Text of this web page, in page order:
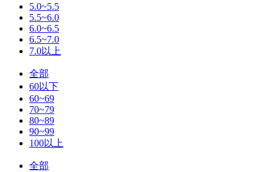
5.0~5.5
5.5~6.0
6.0~6.5
6.5~7.0
7.0以上
全部
60以下
60~69
70~79
80~89
90~99
100以上
全部